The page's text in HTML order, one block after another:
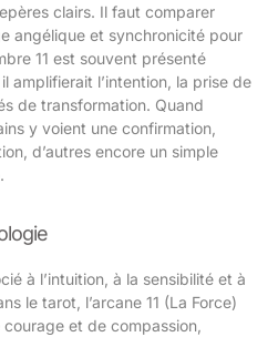
clairs. Il faut comparer
angélique et synchronicité pour
11 est souvent présenté
amplifierait l’intention, la prise de
de transformation. Quand
y voient une confirmation,
d’autres encore un simple
à l’intuition, à la sensibilité et à
le tarot, l’arcane 11 (La Force)
et de compassion,